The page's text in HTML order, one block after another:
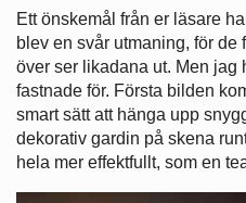
Ett önskemål från er läsare
blev en svår utmaning, för de
över ser likadana ut. Men jag
fastnade för. Första bilden
smart sätt att hänga upp
dekorativ gardin på skena
hela mer effektfullt, som en